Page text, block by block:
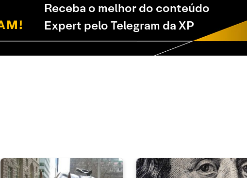
Receba o melhor do conteúdo
Expert pelo Telegram da XP